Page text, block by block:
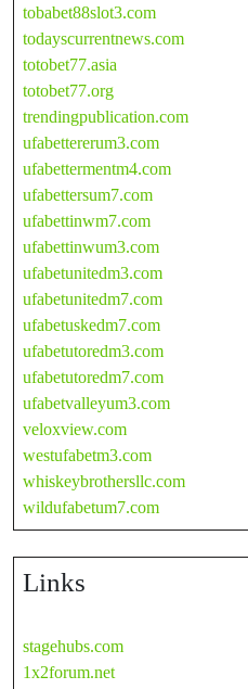
tobabet88slot3.com
todayscurrentnews.com
totobet77.asia
totobet77.org
trendingpublication.com
ufabettererum3.com
ufabettermentm4.com
ufabettersum7.com
ufabettinwm7.com
ufabettinwum3.com
ufabetunitedm3.com
ufabetunitedm7.com
ufabetuskedm7.com
ufabetutoredm3.com
ufabetutoredm7.com
ufabetvalleyum3.com
veloxview.com
westufabetm3.com
whiskeybrothersllc.com
wildufabetum7.com
Links
stagehubs.com
1x2forum.net